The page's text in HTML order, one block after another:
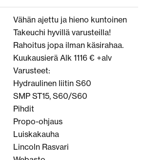
Vähän ajettu ja hieno kuntoinen
Takeuchi hyvillä varusteilla!
Rahoitus jopa ilman käsirahaa.
Kuukausierä Alk 1116 € +alv
Varusteet:
Hydraulinen liitin S60
SMP ST15, S60/S60
Pihdit
Propo-ohjaus
Luiskakauha
Lincoln Rasvari